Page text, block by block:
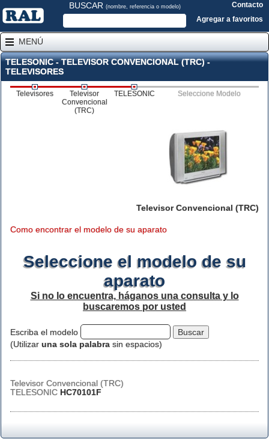
BUSCAR (nombre, referencia o modelo)
Contacto
Agregar a favoritos
MENÚ
TELESONIC - TELEVISOR CONVENCIONAL (TRC) -
TELEVISORES
Televisores
Televisor
Convencional
(TRC)
TELESONIC Seleccione Modelo
Televisor Convencional (TRC)
Como encontrar el modelo de su aparato
Seleccione el modelo de su
aparato
Si no lo encuentra, háganos una consulta y lo
buscaremos por usted
Escriba el modelo
(Utilizar una sola palabra sin espacios)
Televisor Convencional (TRC)
TELESONIC HC70101F